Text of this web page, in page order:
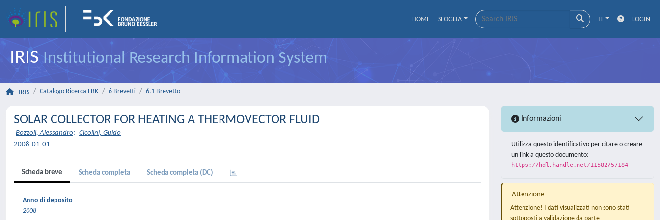
HOME SFOGLIA IT LOGIN
IRISInstitutional Research Information System
IRIS Catalogo Ricerca FBK 6 Brevetti 6.1 Brevetto
SOLAR COLLECTOR FOR HEATING A THERMOVECTOR FLUID
Bozzoli, Alessandro; Cicolini, Guido
2008-01-01
Scheda breve Scheda completa Scheda completa (DC)
Anno di deposito
2008
Informazioni
Utilizza questo identificativo per citare o creare
un link a questo documento:
https://hdl.handle.net/11582/57184
Attenzione
Attenzione! I dati visualizzati non sono stati
sottoposti a validazione da parte